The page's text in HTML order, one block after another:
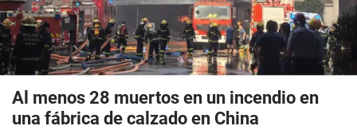
Al menos 28 muertos en un incendio en
una fábrica de calzado en China